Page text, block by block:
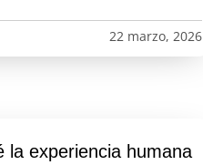
22 marzo, 2026
la experiencia humana